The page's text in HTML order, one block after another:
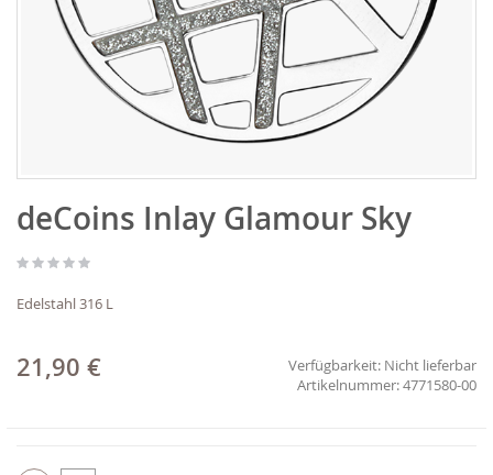
Anfang
der
springen
deCoins Inlay Glamour Sky
Edelstahl 316 L
21,90 € Verfügbarkeit: Nicht lieferbar
4771580-00